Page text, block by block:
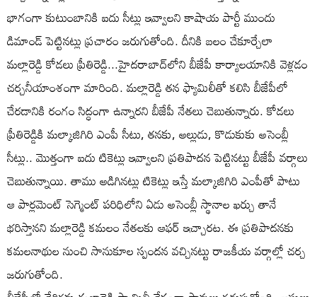
భాగంగా కుటుంబానికి ఐదు సీట్లు ఇవ్వాలని కాషాయ పార్టీ ముందు
డిమాండ్‌ పెట్టినట్లు ప్రచారం జరుగుతోంది. దీనికి బలం చేకూర్చేలా
మల్లారెడ్డి కోడలు ప్రీతిరెడ్డి...హైదరాబాద్‌లోని బీజేపీ కార్యాలయానికి వెళ్లడం
చర్చనీయాంశంగా మారింది. మల్లారెడ్డి తన ఫ్యామిలీతో కలిసి బీజేపీలో
చేరడానికి రంగం సిద్ధంగా ఉన్నారని బీజేపీ నేతలు చెబుతున్నారు. కోడలు
ప్రీతిరెడ్డికి మల్కాజిగిరి ఎంపీ సీటు, తనకు, అల్లుడు, కొడుకుకు అసెంబ్లీ
సీట్లు.. మొత్తంగా ఐదు టికెట్లు ఇవ్వాలని ప్రతిపాదన పెట్టినట్టు బీజేపీ వర్గాలు
చెబుతున్నాయి. తాము అడిగినట్లు టికెట్లు ఇస్తే మల్కాజి‌గిరి ఎంపీతో పాటు
ఆ పార్లమెంట్ సెగ్మెంట్ పరిధిలోని ఏడు అసెంబ్లీ స్థానాల ఖర్చు తానే
భరిస్తానని మల్లారెడ్డి కమలం నేతలకు ఆఫర్ ఇచ్చారట. ఈ ప్రతిపాదనకు
కమలనాథుల నుంచి సానుకూల స్పందన వచ్చినట్టు రాజకీయ వర్గాల్లో చర్చ
జరుగుతోంది.